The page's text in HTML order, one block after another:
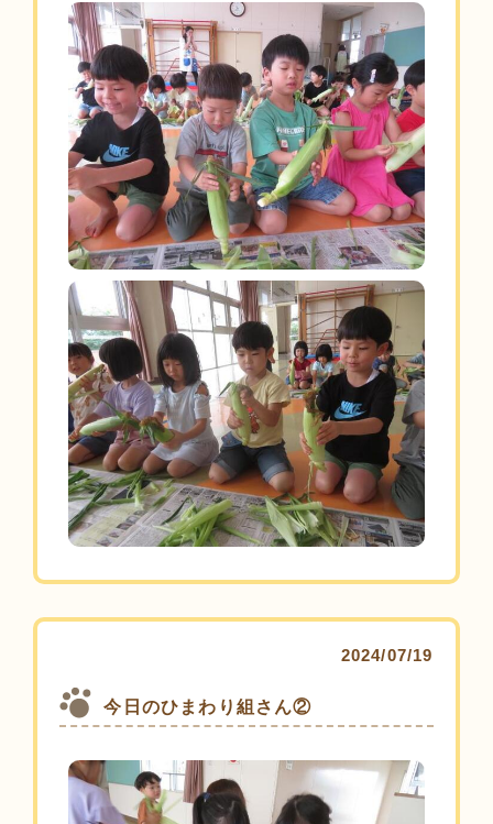
2024/07/19
今日のひまわり組さん②